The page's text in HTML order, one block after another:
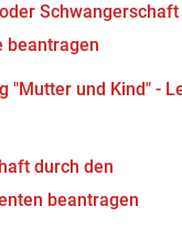
Schwangerschaft
beantragen
"Mutter und Kind" -
durch den
beantragen